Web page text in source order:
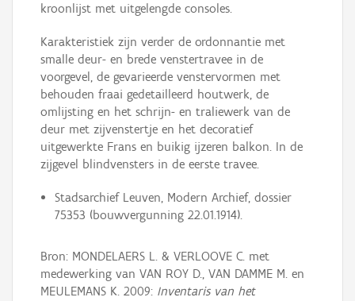
kroonlijst met uitgelengde consoles.
Karakteristiek zijn verder de ordonnantie met
smal­le deur- en brede ven­ster­travee in de
voorgevel, de ge­va­rieerde ven­stervor­men met
behouden fraai gedetailleerd houtwerk, de
omlijsting en het schrijn- en traliewerk van de
deur met zijvenstertje en het decoratief
uitgewerkte Frans en buikig ijzeren balkon. In de
zijgevel blindvensters in de eerste travee.
Stadsarchief Leuven, Modern Archief, dossier
75353 (bouwvergunning 22.01.1914).
Bron: MONDELAERS L. & VERLOOVE C. met
medewerking van VAN ROY D., VAN DAMME M. en
MEULEMANS K. 2009: Inventaris van het